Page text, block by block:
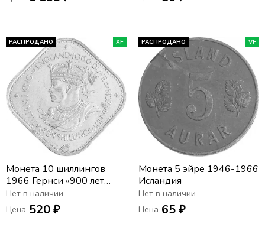
РАСПРОДАНО XF
Монета 10 шиллингов
1966 Гернси «900 лет
Нормандскому
завоеванию»
Нет в наличии
Цена 520 ₽
РАСПРОДАНО VF
Монета 5 эйре 1946-1966
Исландия
Нет в наличии
Цена 65 ₽